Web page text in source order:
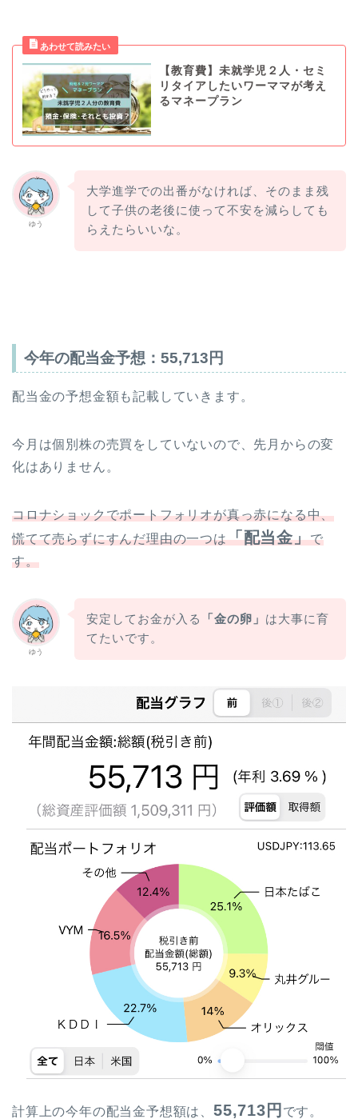
【教育費】未就学児２人・セミ
リタイアしたいワーママが考え
るマネープラン
ゆう
大学進学での出番がなければ、そのまま残
して子供の老後に使って不安を減らしても
らえたらいいな。
今年の配当金予想： 55,713 円
配当金の予想金額も記載していきます。
今月は個別株の売買をしていないので、先月からの変
化はありません。
コロナショックでポートフォリオが真っ赤になる中、
慌てて売らずにすんだ理由の一つは「配当金」で
す。
ゆう
安定してお金が入る 「金の卵」 は大事に育
てたいです。
計算上の今年の配当金予想額は、 55,713 円 です。